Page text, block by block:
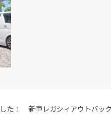
た！ 新車レガシィアウトバッ